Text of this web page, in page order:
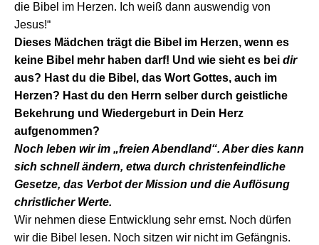
die Bibel im Herzen. Ich weiß dann auswendig von
Jesus!“
Dieses Mädchen trägt die Bibel im Herzen, wenn es
keine Bibel mehr haben darf! Und wie sieht es bei dir
aus? Hast du die Bibel, das Wort Gottes, auch im
Herzen? Hast du den Herrn selber durch geistliche
Bekehrung und Wiedergeburt in Dein Herz
aufgenommen?
Noch leben wir im „freien Abendland“. Aber dies kann
sich schnell ändern, etwa durch christenfeindliche
Gesetze, das Verbot der Mission und die Auflösung
christlicher Werte.
Wir nehmen diese Entwicklung sehr ernst. Noch dürfen
wir die Bibel lesen. Noch sitzen wir nicht im Gefängnis.